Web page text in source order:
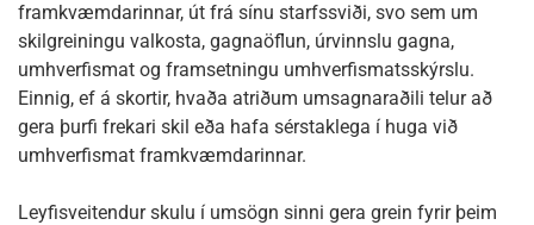
framkvæmdarinnar, út frá sínu starfssviði, svo sem um
skilgreiningu valkosta, gagnaöflun, úrvinnslu gagna,
umhverfismat og framsetningu umhverfismatsskýrslu.
Einnig, ef á skortir, hvaða atriðum umsagnaraðili telur að
gera þurfi frekari skil eða hafa sérstaklega í huga við
umhverfismat framkvæmdarinnar.
Leyfisveitendur skulu í umsögn sinni gera grein fyrir þeim